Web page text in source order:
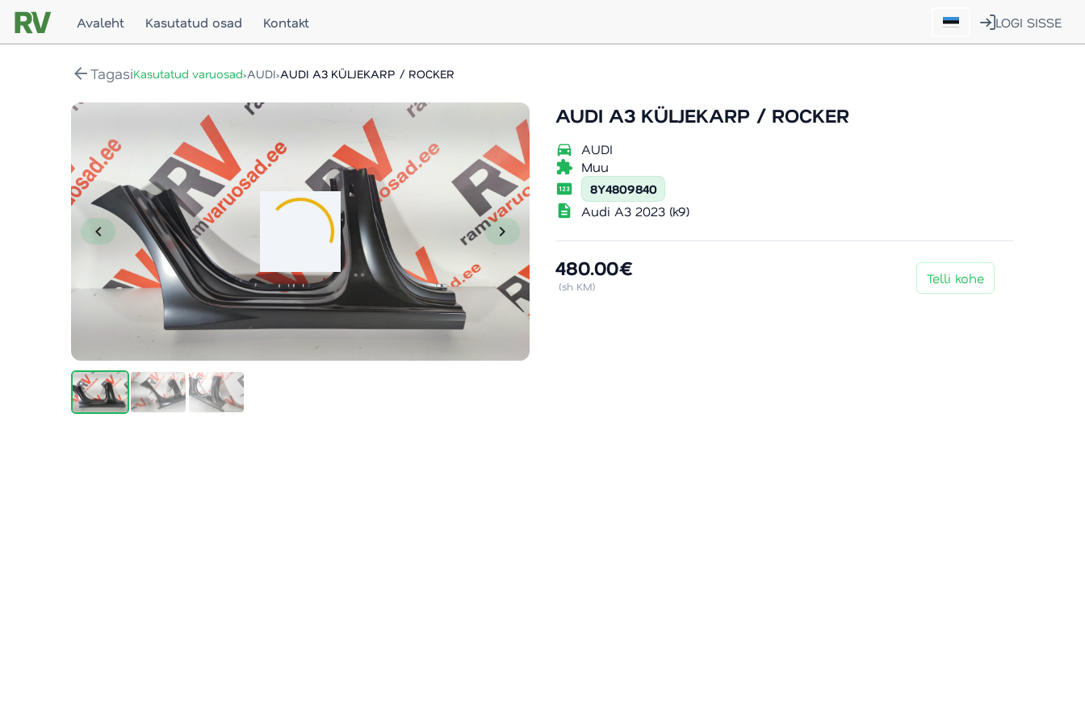
Avaleht Kasutatud osad Kontakt LOGI SISSE
arrow_backTagasiKasutatud varuosad›AUDI›AUDI A3 KÜLJEKARP / ROCKER
chevron_left chevron_right
AUDI A3 KÜLJEKARP / ROCKER
directions_car AUDI
extension Muu
pin 8Y4809840
description Audi A3 2023 (k9)
480.00€
(sh KM) Telli kohe